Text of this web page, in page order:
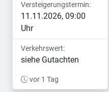
Amtsgericht Worms
Amtsgericht Zweibrücken
Versteigerungstermin:
11.11.2026, 09:00
Uhr
Verkehrswert:
siehe Gutachten
vor 1 Tag